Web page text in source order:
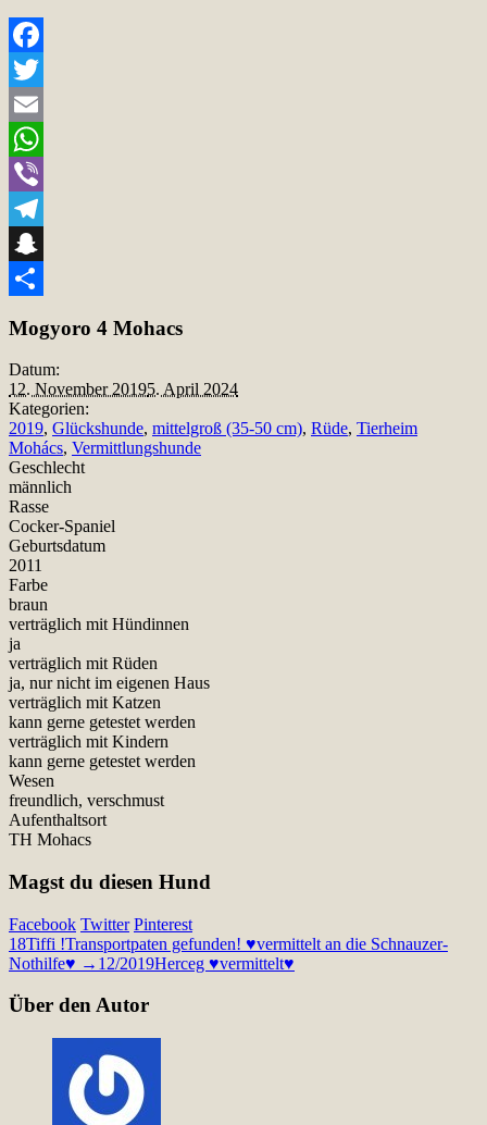
Facebook
Twitter
Email
WhatsApp
Viber
Telegram
Snapchat
Mogyoro 4 Mohacs
Datum:
12. November 20195. April 2024
Kategorien:
2019, Glückshunde, mittelgroß (35-50 cm), Rüde, Tierheim
Mohács, Vermittlungshunde
Geschlecht
männlich
Rasse
Cocker-Spaniel
Geburtsdatum
2011
Farbe
braun
verträglich mit Hündinnen
ja
verträglich mit Rüden
ja, nur nicht im eigenen Haus
verträglich mit Katzen
kann gerne getestet werden
verträglich mit Kindern
kann gerne getestet werden
Wesen
freundlich, verschmust
Aufenthaltsort
TH Mohacs
Magst du diesen Hund
Facebook Twitter Pinterest
18Tiffi !Transportpaten gefunden! ♥vermittelt an die Schnauzer-
Nothilfe♥ →12/2019Herceg ♥vermittelt♥
Über den Autor